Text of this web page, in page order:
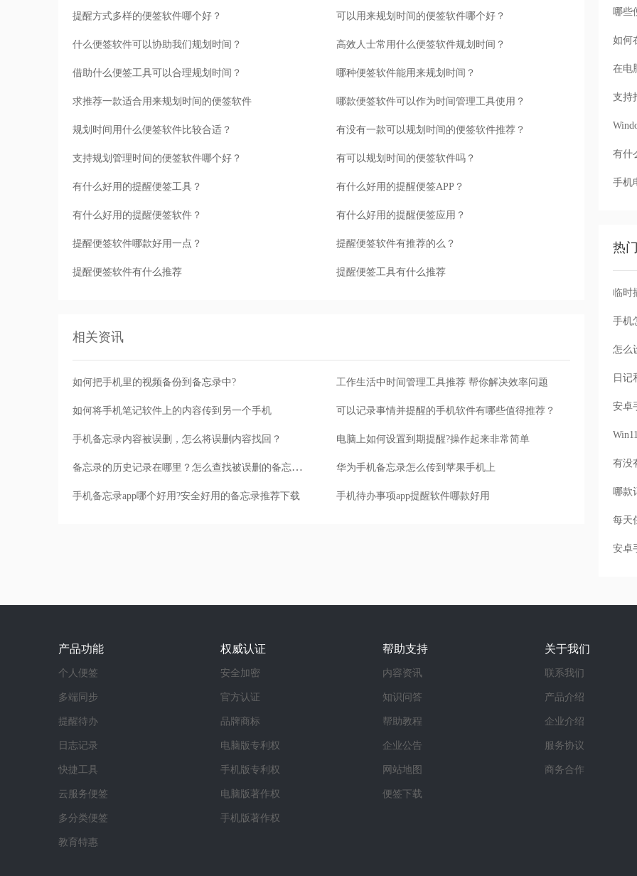
提醒方式多样的便签软件哪个好？ 可以用来规划时间的便签软件哪个好？
什么便签软件可以协助我们规划时间？ 高效人士常用什么便签软件规划时间？
借助什么便签工具可以合理规划时间？ 哪种便签软件能用来规划时间？
求推荐一款适合用来规划时间的便签软件 哪款便签软件可以作为时间管理工具使用？
规划时间用什么便签软件比较合适？ 有没有一款可以规划时间的便签软件推荐？
支持规划管理时间的便签软件哪个好？ 有可以规划时间的便签软件吗？
有什么好用的提醒便签工具？ 有什么好用的提醒便签APP？
有什么好用的提醒便签软件？ 有什么好用的提醒便签应用？
提醒便签软件哪款好用一点？ 提醒便签软件有推荐的么？
提醒便签软件有什么推荐 提醒便签工具有什么推荐
相关资讯
如何把手机里的视频备份到备忘录中? 工作生活中时间管理工具推荐 帮你解决效率问题
如何将手机笔记软件上的内容传到另一个手机 可以记录事情并提醒的手机软件有哪些值得推荐？
手机备忘录内容被误删，怎么将误删内容找回？ 电脑上如何设置到期提醒?操作起来非常简单
备忘录的历史记录在哪里？怎么查找被误删的备忘录内容？ 华为手机备忘录怎么传到苹果手机上
手机备忘录app哪个好用?安全好用的备忘录推荐下载 手机待办事项app提醒软件哪款好用
哪些
如何
在电
支持
有什
手机
热
手机
怎么
每天
安卓
产品功能
个人便签
多端同步
提醒待办
日志记录
快捷工具
云服务便签
多分类便签
教育特惠
权威认证
安全加密
官方认证
品牌商标
电脑版专利权
手机版专利权
电脑版著作权
手机版著作权
帮助支持
内容资讯
知识问答
帮助教程
企业公告
网站地图
便签下载
关于我们
联系我们
产品介绍
企业介绍
服务协议
商务合作